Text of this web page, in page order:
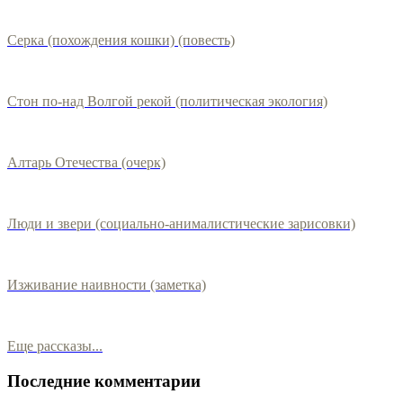
Серка (похождения кошки) (повесть)
Стон по-над Волгой рекой (политическая экология)
Алтарь Отечества (очерк)
Люди и звери (социально-анималистические зарисовки)
Изживание наивности (заметка)
Еще рассказы...
Последние комментарии